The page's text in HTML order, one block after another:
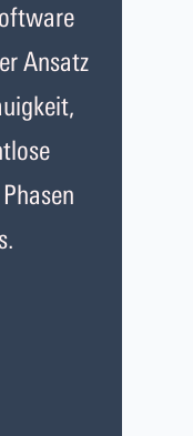
Ansatz